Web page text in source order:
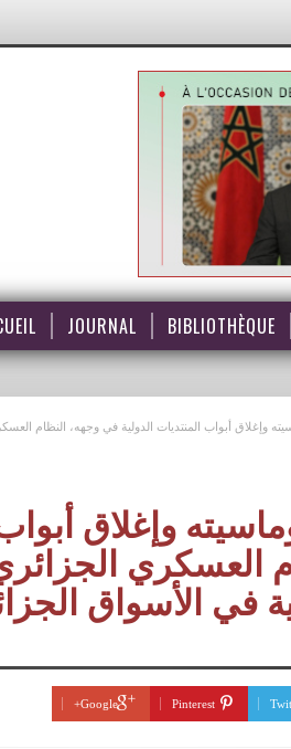
JOURNAL BIBLIOTHÈQUE
وإغلاق أبواب المنتديات الدولية في وجهه، النظام
وإغلاق
العسكري
في الأسواق
Pinterest
Google+